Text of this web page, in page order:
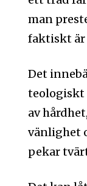
man
faktiskt är
Det
teologiskt
av
vänlighet
pekar